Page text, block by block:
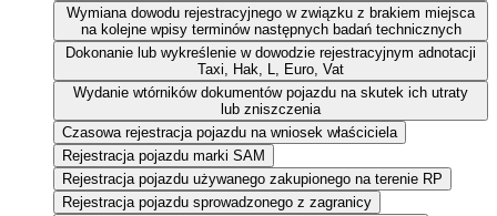
Wymiana dowodu rejestracyjnego w związku z brakiem miejsca
na kolejne wpisy terminów następnych badań technicznych
Dokonanie lub wykreślenie w dowodzie rejestracyjnym adnotacji
Taxi, Hak, L, Euro, Vat
Wydanie wtórników dokumentów pojazdu na skutek ich utraty
lub zniszczenia
Czasowa rejestracja pojazdu na wniosek właściciela
Rejestracja pojazdu marki SAM
Rejestracja pojazdu używanego zakupionego na terenie RP
Rejestracja pojazdu sprowadzonego z zagranicy